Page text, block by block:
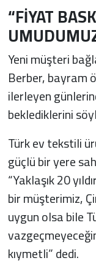
“FİYAT
Yeni müşteri
Berber, bayram
ilerleyen
beklediklerini
Türk ev tekstili
güçlü bir yere
“Yaklaşık 20
bir müşterimiz,
uygun olsa bile
kıymetli” dedi.